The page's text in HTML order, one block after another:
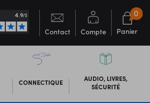
Contact Compte Panier
0
CONNECTIQUE
AUDIO, LIVRES,
SÉCURITÉ